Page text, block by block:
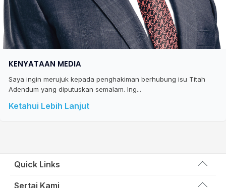
KENYATAAN MEDIA
Saya ingin merujuk kepada penghakiman berhubung isu Titah
Adendum yang diputuskan semalam. Ing...
Ketahui Lebih Lanjut
Quick Links
Wakil Rakyat
Sertai Kami